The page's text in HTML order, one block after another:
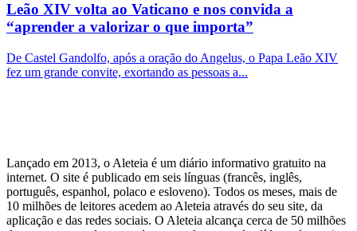
Leão XIV volta ao Vaticano e nos convida a
“aprender a valorizar o que importa”
De Castel Gandolfo, após a oração do Angelus, o Papa Leão XIV
fez um grande convite, exortando as pessoas a...
Lançado em 2013, o Aleteia é um diário informativo gratuito na
internet. O site é publicado em seis línguas (francês, inglês,
português, espanhol, polaco e esloveno). Todos os meses, mais de
10 milhões de leitores acedem ao Aleteia através do seu site, da
aplicação e das redes sociais. O Aleteia alcança cerca de 50 milhões